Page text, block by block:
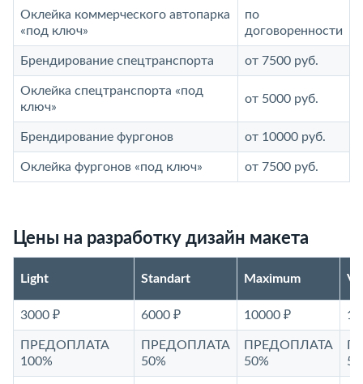
Оклейка коммерческого автопарка
«под ключ»
по
договоренности
Брендирование спецтранспорта от 7500 руб.
Оклейка спецтранспорта «под
ключ»
от 5000 руб.
Брендирование фургонов от 10000 руб.
Оклейка фургонов «под ключ» от 7500 руб.
Цены на разработку дизайн макета
Light Standart Maximum
3000 ₽ 6000 ₽ 10000 ₽
ПРЕДОПЛАТА
100%
ПРЕДОПЛАТА
50%
ПРЕДОПЛАТА
50%